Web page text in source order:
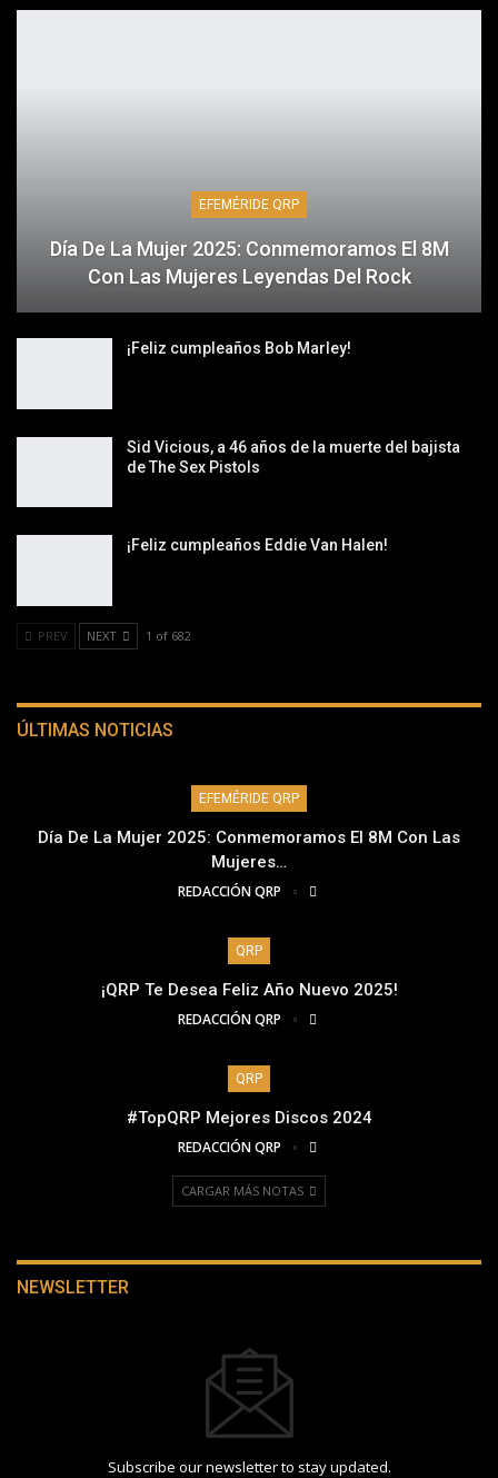
EFEMÉRIDE QRP
Día De La Mujer 2025: Conmemoramos El 8M
Con Las Mujeres Leyendas Del Rock
¡Feliz cumpleaños Bob Marley!
Sid Vicious, a 46 años de la muerte del bajista
de The Sex Pistols
¡Feliz cumpleaños Eddie Van Halen!
PREV NEXT 1 of 682
ÚLTIMAS NOTICIAS
EFEMÉRIDE QRP
Día De La Mujer 2025: Conmemoramos El 8M Con Las
Mujeres…
REDACCIÓN QRP
QRP
¡QRP Te Desea Feliz Año Nuevo 2025!
REDACCIÓN QRP
QRP
#TopQRP Mejores Discos 2024
REDACCIÓN QRP
CARGAR MÁS NOTAS
NEWSLETTER
Subscribe our newsletter to stay updated.